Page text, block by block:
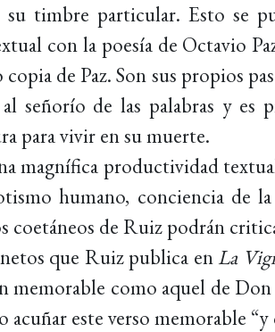
su timbre particular. Esto se
con la poesía de Octavio
copia de Paz. Son sus propios
señorío de las palabras y es
para vivir en su muerte.
magnífica productividad
humano, conciencia de
coetáneos de Ruiz podrán
que Ruiz publica en La
memorable como aquel de
acuñar este verso memorable